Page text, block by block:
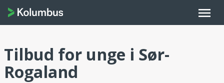
menu
Tilbud for unge i Sør-
Rogaland